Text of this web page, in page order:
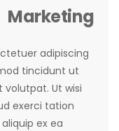
Marketing
adipiscing
tincidunt ut
Ut wisi
exerci tation
ex ea